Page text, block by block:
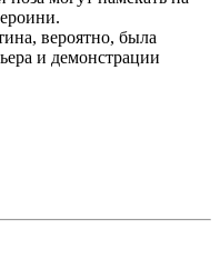
вероятно, была
и демонстрации